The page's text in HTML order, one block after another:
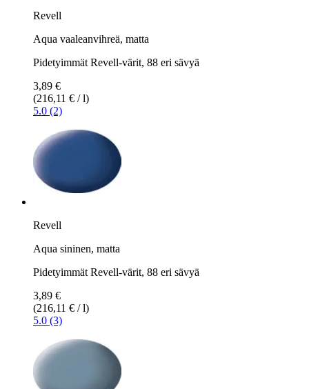
Revell
Aqua vaaleanvihreä, matta
Pidetyimmät Revell-värit, 88 eri sävyä
3,89 €
(216,11 € / l)
5.0 (2)
Revell
Aqua sininen, matta
Pidetyimmät Revell-värit, 88 eri sävyä
3,89 €
(216,11 € / l)
5.0 (3)